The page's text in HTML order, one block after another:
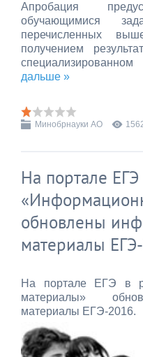
Апробация
обучающимися
перечисленных
получением
специализированном
дальше »
Минобрнауки АО
На портале
обновлены
материалы
На портале ЕГЭ в
материалы»
материалы ЕГЭ-2016.